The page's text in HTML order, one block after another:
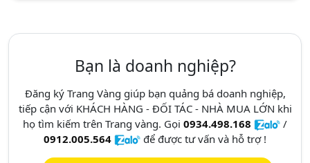
Bạn là doanh nghiệp?
Đăng ký Trang Vàng giúp bạn quảng bá doanh nghiệp,
tiếp cận với KHÁCH HÀNG - ĐỐI TÁC - NHÀ MUA LỚN khi
họ tìm kiếm trên Trang vàng. Gọi 0934.498.168
/
0912.005.564
để được tư vấn và hỗ trợ !